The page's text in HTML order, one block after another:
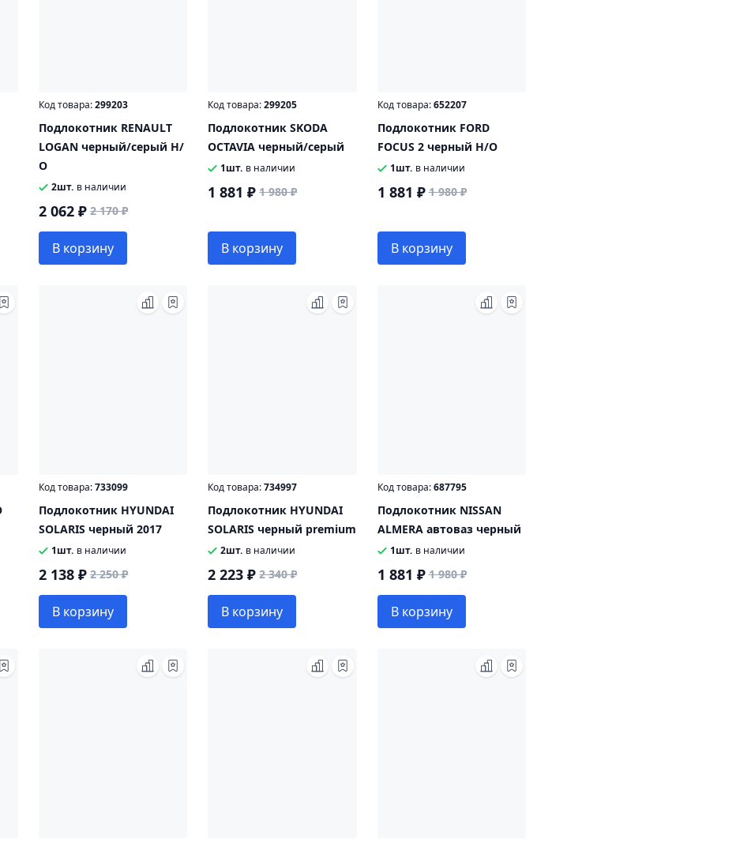
Код товара:299203
Подлокотник RENAULT
LOGAN черный/серый Н/
О
2шт. в наличии
2 062 ₽ 2 170 ₽
В корзину
Код товара:299205
Подлокотник SKODA
OCTAVIA черный/серый
1шт. в наличии
1 881 ₽ 1 980 ₽
В корзину
Код товара:652207
Подлокотник FORD
FOCUS 2 черный Н/О
1шт. в наличии
1 881 ₽ 1 980 ₽
В корзину
Код товара:733099
Подлокотник HYUNDAI
SOLARIS черный 2017
1шт. в наличии
2 138 ₽ 2 250 ₽
В корзину
Код товара:734997
Подлокотник HYUNDAI
SOLARIS черный premium
2шт. в наличии
2 223 ₽ 2 340 ₽
В корзину
Код товара:687795
Подлокотник NISSAN
ALMERA автоваз черный
1шт. в наличии
1 881 ₽ 1 980 ₽
В корзину